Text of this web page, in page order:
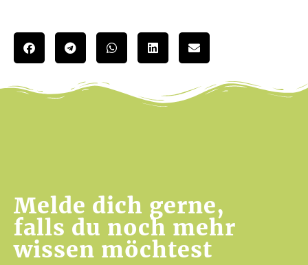
Melde dich gerne,
falls du noch mehr
wissen möchtest